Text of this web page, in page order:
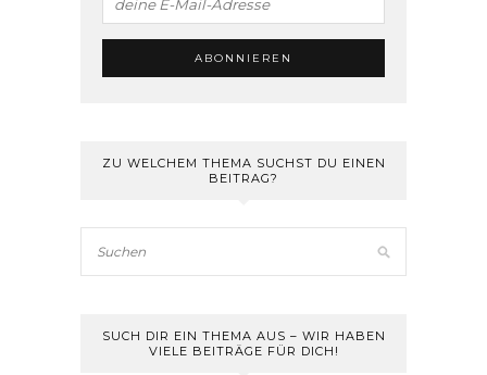
ZU WELCHEM THEMA SUCHST DU EINEN
BEITRAG?
SUCH DIR EIN THEMA AUS – WIR HABEN
VIELE BEITRÄGE FÜR DICH!